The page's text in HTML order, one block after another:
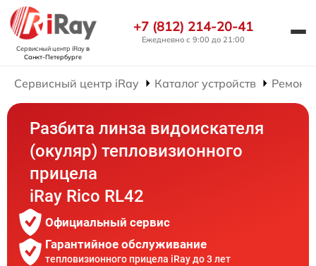
Сервисный центр iRayв
Санкт-Петербурге
+7 (812) 214-20-41
Ежедневно с 9:00 до 21:00
Сервисный центр iRay Каталог устройств Ремонт
Разбита линза видоискателя
(окуляр) тепловизионного
прицела
iRay Rico RL42
Официальный сервис
Гарантийное обслуживание
тепловизионного прицела iRay до 3 лет